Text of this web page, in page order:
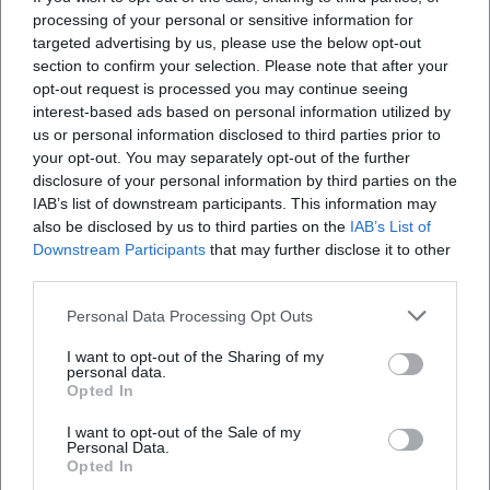
processing of your personal or sensitive information for
targeted advertising by us, please use the below opt-out
section to confirm your selection. Please note that after your
opt-out request is processed you may continue seeing
interest-based ads based on personal information utilized by
us or personal information disclosed to third parties prior to
your opt-out. You may separately opt-out of the further
disclosure of your personal information by third parties on the
IAB’s list of downstream participants. This information may
also be disclosed by us to third parties on the IAB’s List of
Downstream Participants that may further disclose it to other
Personal Data Processing Opt Outs
I want to opt-out of the Sharing of my
personal data.
Opted In
I want to opt-out of the Sale of my
Personal Data.
Opted In
([gregorian.de](https://www.gregorian.de/?
utm_source=openai))
Kultureller Einfluss und Einordnung
Gregorian steht für eine populärkulturelle
Wiederentdeckung von Vokalmusik jenseits liturgischer
Kontexte. Die Band verknüpft die Ästhetik mittelalterlicher
Choralmusik mit globalen Pop‑Narrativen und erschließt
damit ein Publikum, das traditionelle Choralformen selten
organisch erreicht. In der Musikgeschichte markiert das
Projekt einen Meilenstein des Klassik‑Pop‑Crossover – als
Gegenmodell zum reinen Sampling‑Ansatz und als
melodiegetragenen Kompositionen. Diese
Schnittstellenarbeit prägt Playlisten, Konzertformate und
mediale Rezeption seit über zwei Jahrzehnten.
(https://en.wikipedia.org/wiki/Gregorian_%28band%29?
utm_source=openai))